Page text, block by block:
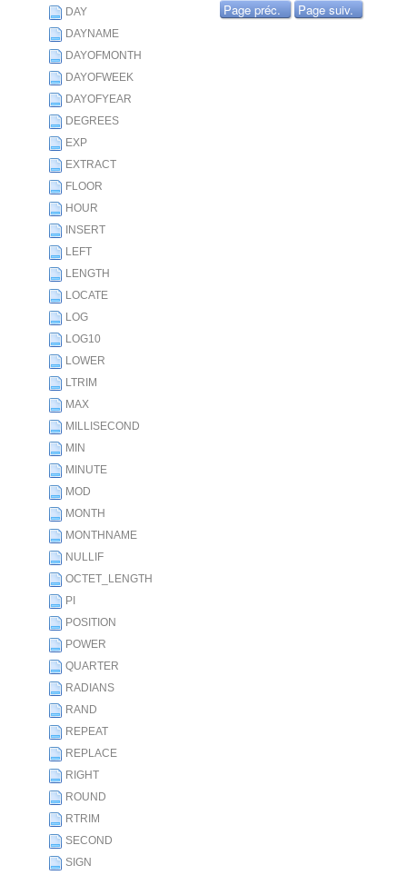
DAY
DAYNAME
DAYOFMONTH
DAYOFWEEK
DAYOFYEAR
DEGREES
EXP
EXTRACT
FLOOR
HOUR
INSERT
LEFT
LENGTH
LOCATE
LOG
LOG10
LOWER
LTRIM
MAX
MILLISECOND
MIN
MINUTE
MOD
MONTH
MONTHNAME
NULLIF
OCTET_LENGTH
PI
POSITION
POWER
QUARTER
RADIANS
RAND
REPEAT
REPLACE
RIGHT
ROUND
RTRIM
SECOND
SIGN
Page préc. Page suiv.